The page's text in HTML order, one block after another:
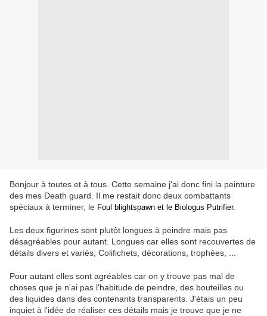
Bonjour à toutes et à tous. Cette semaine j'ai donc fini la peinture
des mes Death guard. Il me restait donc deux combattants
spéciaux à terminer, le Foul blightspawn et le Biologus Putrifier.
Les deux figurines sont plutôt longues à peindre mais pas
désagréables pour autant. Longues car elles sont recouvertes de
détails divers et variés; Colifichets, décorations, trophées, ...
Pour autant elles sont agréables car on y trouve pas mal de
choses que je n'ai pas l'habitude de peindre, des bouteilles ou
des liquides dans des contenants transparents. J'étais un peu
inquiet à l'idée de réaliser ces détails mais je trouve que je ne